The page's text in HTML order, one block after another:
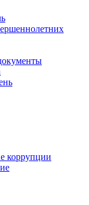
коррупции